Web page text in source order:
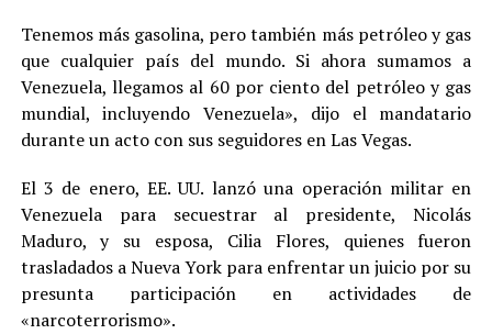
Tenemos más gasolina, pero también más petróleo y gas
que cualquier país del mundo. Si ahora sumamos a
Venezuela, llegamos al 60 por ciento del petróleo y gas
mundial, incluyendo Venezuela», dijo el mandatario
durante un acto con sus seguidores en Las Vegas.
El 3 de enero, EE. UU. lanzó una operación militar en
Venezuela para secuestrar al presidente, Nicolás
Maduro, y su esposa, Cilia Flores, quienes fueron
trasladados a Nueva York para enfrentar un juicio por su
presunta participación en actividades de
«narcoterrorismo».